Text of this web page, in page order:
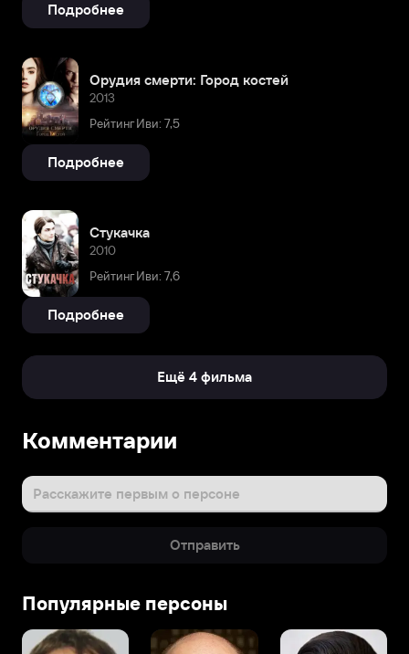
Подробнее
Орудия смерти: Город костей
2013
Рейтинг Иви: 7,5
Подробнее
Стукачка
2010
Рейтинг Иви: 7,6
Подробнее
Ещё 4 фильма
Комментарии
Расскажите первым о персоне
Отправить
Популярные персоны